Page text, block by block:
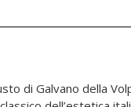
di Galvano della